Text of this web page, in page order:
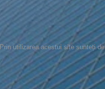
Prin utilizarea acestui site sunteți